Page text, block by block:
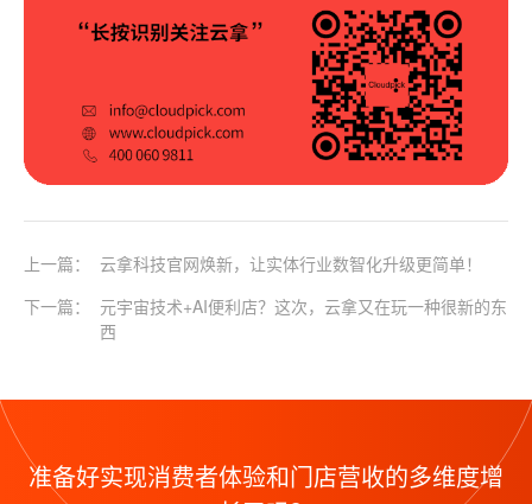
上一篇：
云拿科技官网焕新，让实体行业数智化升级更简单！
下一篇：
元宇宙技术+AI便利店？这次，云拿又在玩一种很新的东
西
准备好实现消费者体验和门店营收的多维度增